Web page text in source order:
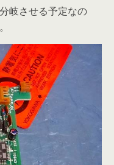
岐させる予定なの